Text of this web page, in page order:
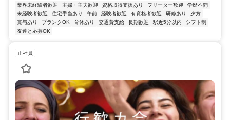
業界未経験者歓迎 主婦・主夫歓迎 資格取得支援あり フリーター歓迎
学歴不問
未経験者歓迎
住宅手当あり 午前 経験者歓迎 有資格者歓迎 研修あり
夕方
賞与あり
ブランクOK 育休あり 交通費支給 長期歓迎 駅近5分以内
シフト制
友達と応募OK
正社員